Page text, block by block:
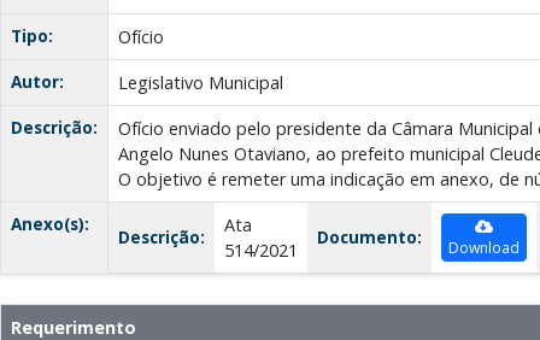
Tipo:
Ofício
Autor:
Legislativo Municipal
Descrição:
Ofício enviado pelo presidente da Câmara
Angelo Nunes Otaviano, ao prefeito municipal
O objetivo é remeter uma indicação em anexo, de
Anexo(s):
Descrição:
Ata
514/2021
Documento: Download
Requerimento